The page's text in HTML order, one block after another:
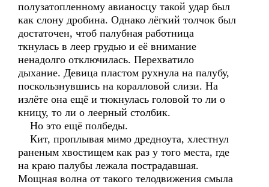
полузатопленному авианосцу такой удар был
как слону дробина. Однако лёгкий толчок был
достаточен, чтоб палубная работница
ткнулась в леер грудью и её внимание
ненадолго отключилась. Перехватило
дыхание. Девица пластом рухнула на палубу,
поскользнувшись на коралловой слизи. На
излёте она ещё и тюкнулась головой то ли о
кницу, то ли о леерный столбик.
Но это ещё полбеды.
Кит, проплывая мимо дредноута, хлестнул
раненым хвостищем как раз у того места, где
на краю палубы лежала пострадавшая.
Мощная волна от такого телодвижения смыла